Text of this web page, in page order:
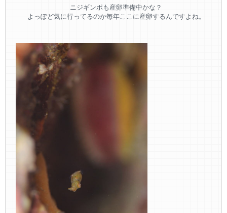
ニジギンポも産卵準備中かな？
よっぽど気に行ってるのか毎年ここに産卵するんですよね。